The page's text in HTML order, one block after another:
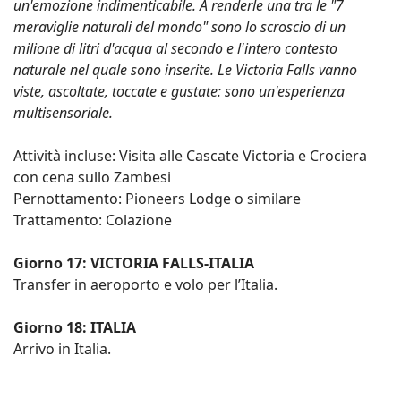
un'emozione indimenticabile. A renderle una tra le "7
meraviglie naturali del mondo" sono lo scroscio di un
milione di litri d'acqua al secondo e l'intero contesto
naturale nel quale sono inserite. Le Victoria Falls vanno
viste, ascoltate, toccate e gustate: sono un'esperienza
multisensoriale.
Attività incluse: Visita alle Cascate Victoria e Crociera
con cena sullo Zambesi
Pernottamento: Pioneers Lodge o similare
Trattamento: Colazione
Giorno 17: VICTORIA FALLS-ITALIA
Transfer in aeroporto e volo per l’Italia.
Giorno 18: ITALIA
Arrivo in Italia.